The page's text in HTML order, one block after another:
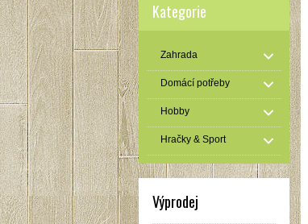
Kategorie
Zahrada
Domácí potřeby
Hobby
Hračky & Sport
Výprodej